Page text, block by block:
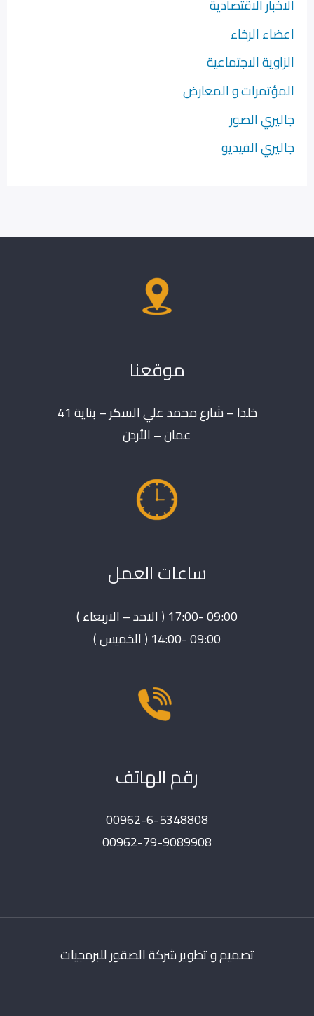
الاخبار الاقتصادية
اعضاء الرخاء
الزاوية الاجتماعية
المؤتمرات و المعارض
جاليري الصور
جاليري الفيديو
موقعنا
خلدا – شارع محمد علي السكر – بناية 41
عمان – الأردن
ساعات العمل
09:00 -17:00 ( الاحد – الاربعاء )
09:00 -14:00 ( الخميس )
رقم الهاتف
00962-6-5348808
00962-79-9089908
تصميم و تطوير شركة الصقور للبرمجيات